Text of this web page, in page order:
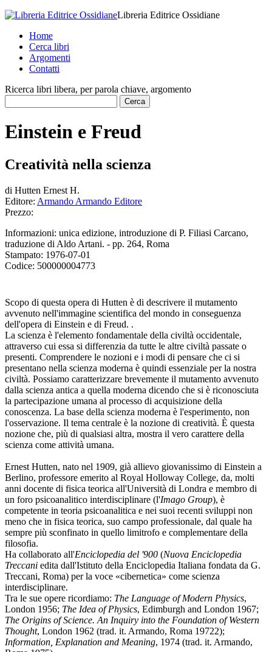
Libreria Editrice Ossidiane
Home
Cerca libri
Argomenti
Contatti
Ricerca libri libera, per parola chiave, argomento
Einstein e Freud
Creatività nella scienza
di Hutten Ernest H.
Editore: Armando Armando Editore
Prezzo:
Informazioni: unica edizione, introduzione di P. Filiasi Carcano,
traduzione di Aldo Artani. - pp. 264, Roma
Stampato: 1976-07-01
Codice: 500000004773
Scopo di questa opera di Hutten è di descrivere il mutamento
avvenuto nell'immagine scientifica del mondo in conseguenza
dell'opera di Einstein e di Freud. .
La scienza è l'elemento fondamentale della civiltà occidentale,
attraverso cui essa si differenzia da tutte le altre civiltà passate o
presenti. Comprendere le nozioni e i modi di pensare che ci si
presentano nella scienza moderna è quindi essenziale per la nostra
civiltà. Possiamo caratterizzare brevemente il mutamento avvenuto
dalla scienza antica a quella moderna dicendo che si è riconosciuta
la partecipazione umana al processo di acquisizione della
conoscenza. La base della scienza moderna è l'esperimento, non
l'osservazione. Il tema centrale è la nozione di creatività. È questa
nozione che, più di qualsiasi altra, mostra il vero carattere della
scienza come attività umana.
Ernest Hutten, nato nel 1909, già allievo giovanissimo di Einstein a
Berlino, professore emerito al Royal Holloway College, da, molti
anni docente di fisica teorica all'Università di Londra e membro di
un foro psicoanalitico interdisciplinare (l'Imago Group), è
competente in teoria psicoanalitica e nei suoi recenti sviluppi non
meno che in fisica teorica, suo campo professionale, dal quale ha
sempre più sconfinato in quello limitrofo e complementare della
filosofia.
Ha collaborato all'Enciclopedia del '900 (Nuova Enciclopedia
Treccani edita dall'Istituto della Enciclopedia Italiana fondata da G.
Treccani, Roma) per la voce «cibernetica» come scienza
interdisciplinare.
Tra le sue opere ricordiamo: The Language of Modern Physics,
London 1956; The Idea of Physics, Edimburgh and London 1967;
The Origins of Science. An Inquiry into the Foundation of Western
Thought, London 1962 (trad. it. Armando, Roma 19722);
Information, Explanation and Meaning, 1974 (trad. it. Armando,